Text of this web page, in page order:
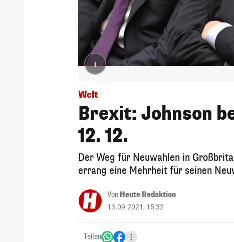
i
Welt
Brexit: Johnson
12. 12.
Der Weg für Neuwahlen in
errang eine Mehrheit für seinen
Von Heute Redaktion
13.09.2021, 15:32
Teilen